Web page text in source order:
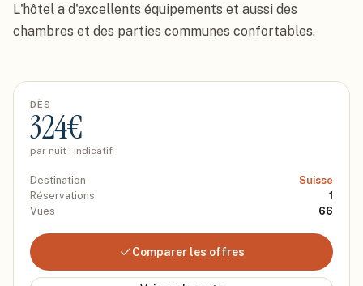
L'hôtel a d'excellents équipements et aussi des
chambres et des parties communes confortables.
DÈS
324€
par nuit · indicatif
Destination
Suisse
Réservations
1
Vues
66
Comparer les offres